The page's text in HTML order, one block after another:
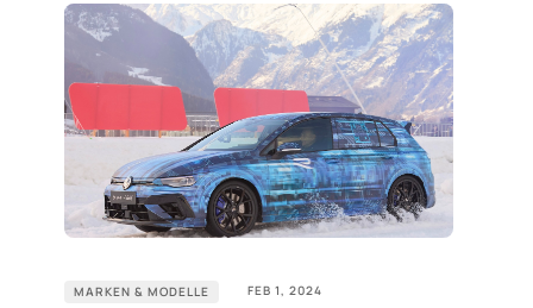
MARKEN & MODELLE FEB 1, 2024